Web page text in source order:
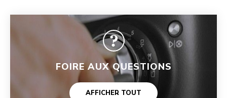
FOIRE AUX QUESTIONS
AFFICHER TOUT